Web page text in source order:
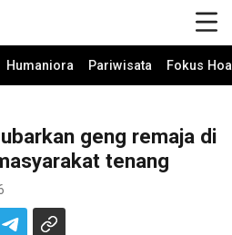
Humaniora Pariwisata Fokus
geng remaja di
tenang